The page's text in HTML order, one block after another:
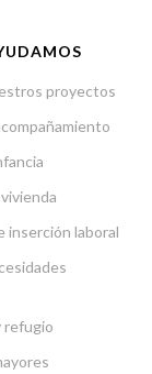
proyectos
inserción laboral
refugio